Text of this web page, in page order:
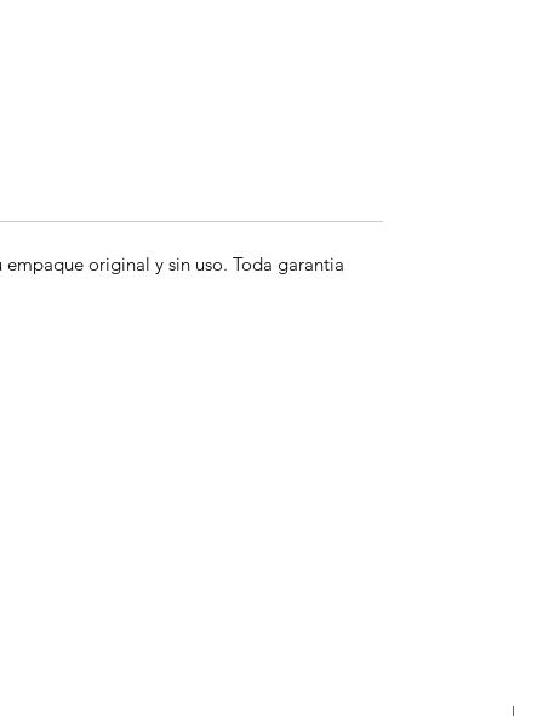
original y sin uso. Toda garantia